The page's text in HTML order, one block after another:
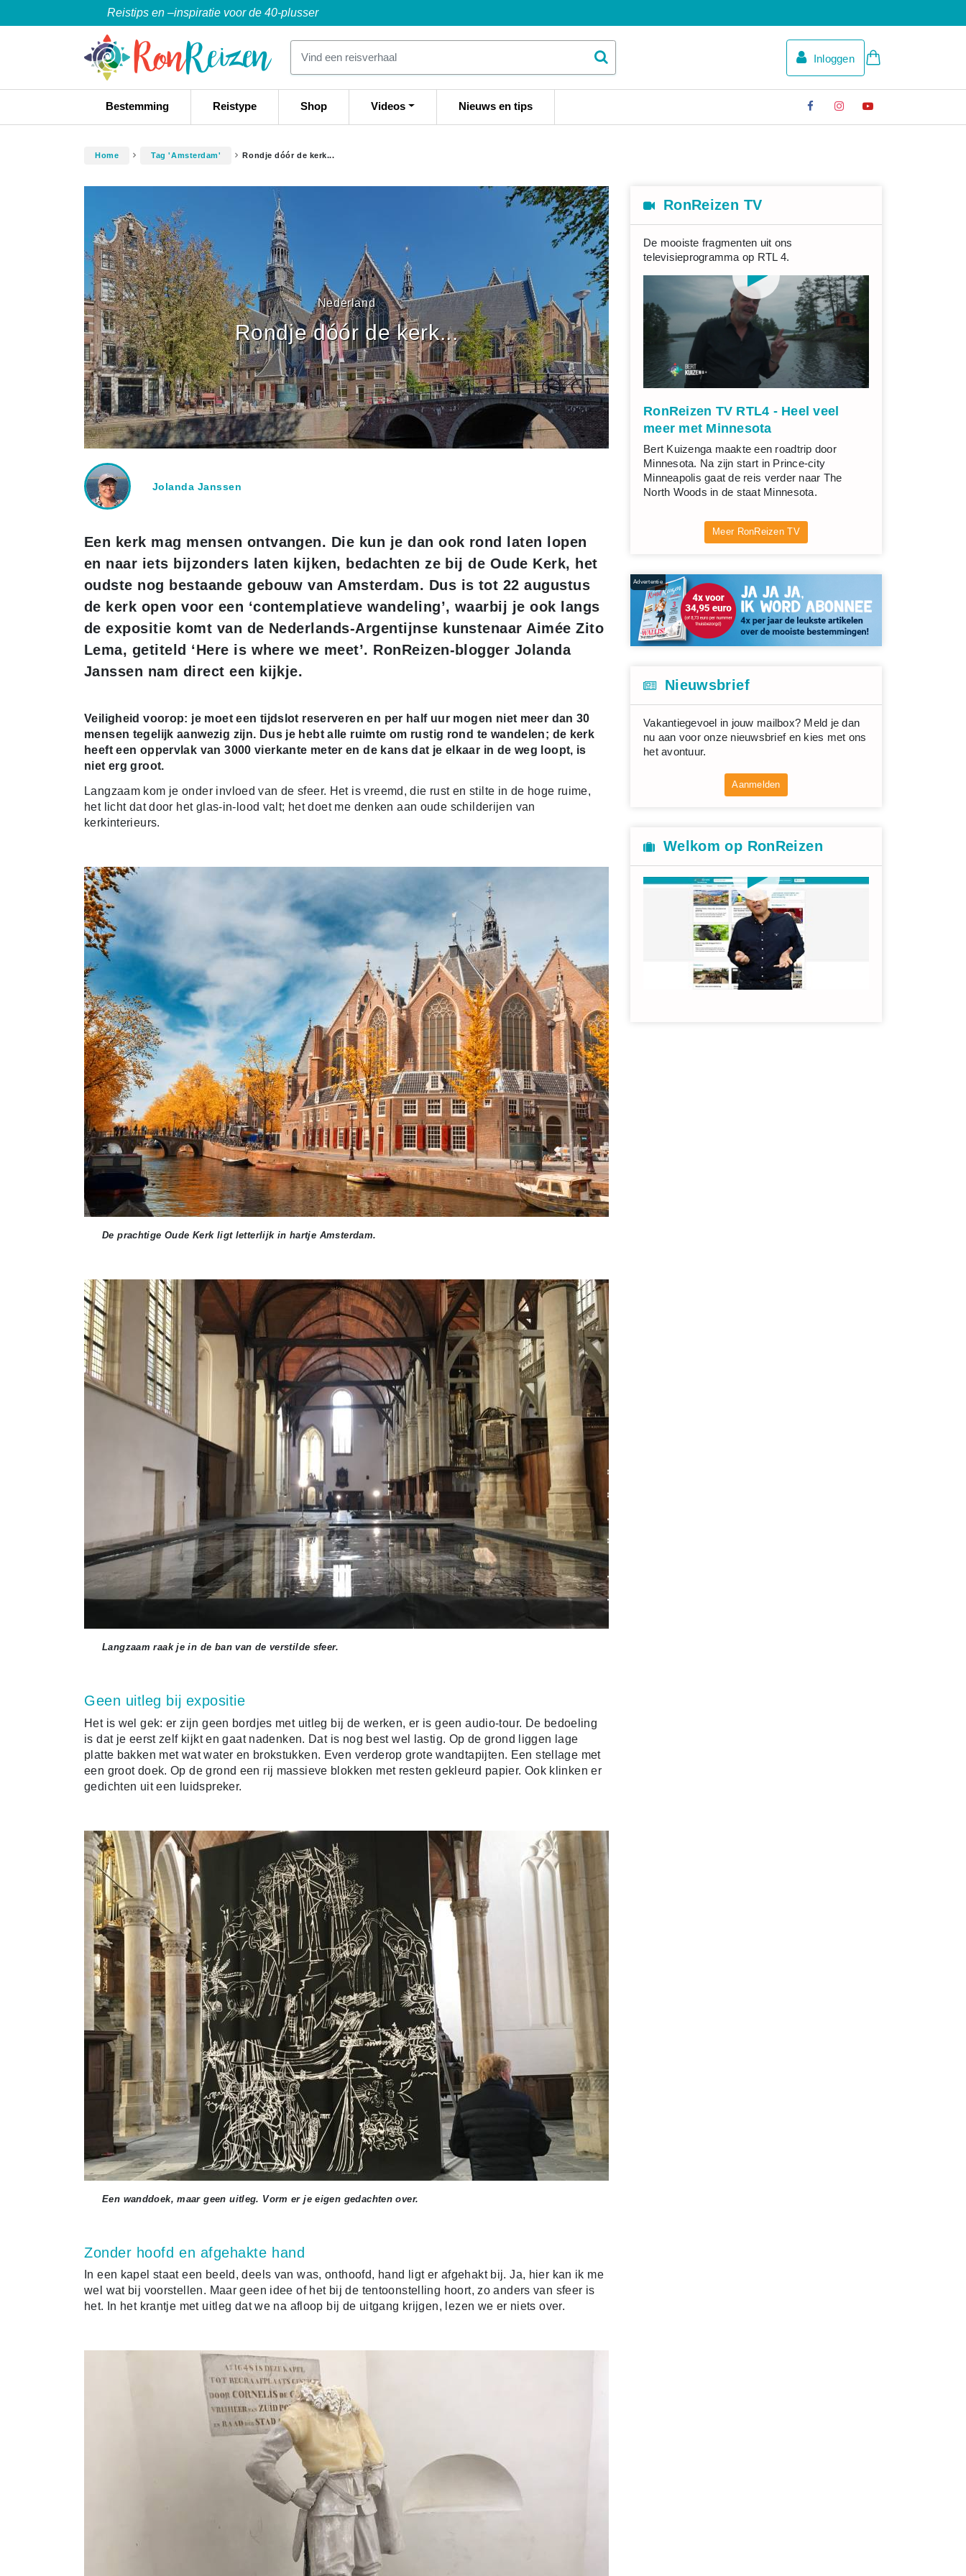
Reistips en –inspiratie voor de 40-plusser
Inloggen
Bestemming Reistype Shop Videos Nieuws en tips
Home Tag 'Amsterdam' Rondje dóór de kerk...
Nederland
Rondje dóór de kerk...
Jolanda Janssen
Een kerk mag mensen ontvangen. Die kun je dan ook rond laten lopen
en naar iets bijzonders laten kijken, bedachten ze bij de Oude Kerk, het
oudste nog bestaande gebouw van Amsterdam. Dus is tot 22 augustus
de kerk open voor een ‘contemplatieve wandeling’, waarbij je ook langs
de expositie komt van de Nederlands-Argentijnse kunstenaar Aimée Zito
Lema, getiteld ‘Here is where we meet’. RonReizen-blogger Jolanda
Janssen nam direct een kijkje.
Veiligheid voorop: je moet een tijdslot reserveren en per half uur mogen niet meer dan 30
mensen tegelijk aanwezig zijn. Dus je hebt alle ruimte om rustig rond te wandelen; de kerk
heeft een oppervlak van 3000 vierkante meter en de kans dat je elkaar in de weg loopt, is
niet erg groot.
Langzaam kom je onder invloed van de sfeer. Het is vreemd, die rust en stilte in de hoge ruime,
het licht dat door het glas-in-lood valt; het doet me denken aan oude schilderijen van
kerkinterieurs.
De prachtige Oude Kerk ligt letterlijk in hartje Amsterdam.
Langzaam raak je in de ban van de verstilde sfeer.
Geen uitleg bij expositie
Het is wel gek: er zijn geen bordjes met uitleg bij de werken, er is geen audio-tour. De bedoeling
is dat je eerst zelf kijkt en gaat nadenken. Dat is nog best wel lastig. Op de grond liggen lage
platte bakken met wat water en brokstukken. Even verderop grote wandtapijten. Een stellage met
een groot doek. Op de grond een rij massieve blokken met resten gekleurd papier. Ook klinken er
gedichten uit een luidspreker.
Een wanddoek, maar geen uitleg. Vorm er je eigen gedachten over.
Zonder hoofd en afgehakte hand
In een kapel staat een beeld, deels van was, onthoofd, hand ligt er afgehakt bij. Ja, hier kan ik me
wel wat bij voorstellen. Maar geen idee of het bij de tentoonstelling hoort, zo anders van sfeer is
het. In het krantje met uitleg dat we na afloop bij de uitgang krijgen, lezen we er niets over.
RonReizen TV
De mooiste fragmenten uit ons
televisieprogramma op RTL 4.
RonReizen TV RTL4 - Heel veel
meer met Minnesota
Bert Kuizenga maakte een roadtrip door
Minnesota. Na zijn start in Prince-city
Minneapolis gaat de reis verder naar The
North Woods in de staat Minnesota.
Meer RonReizen TV
Advertentie
Nieuwsbrief
Vakantiegevoel in jouw mailbox? Meld je dan
nu aan voor onze nieuwsbrief en kies met ons
het avontuur.
Aanmelden
Welkom op RonReizen